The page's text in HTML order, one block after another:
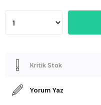
Kritik Stok
Yorum Yaz